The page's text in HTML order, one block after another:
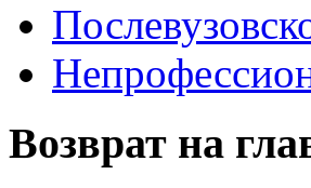
Возврат на